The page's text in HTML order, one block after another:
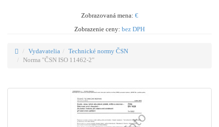
Zobrazovaná mena: €
Zobrazenie ceny: bez DPH
Vydavatelia
Technické normy ČSN
Norma "ČSN ISO 11462-2"